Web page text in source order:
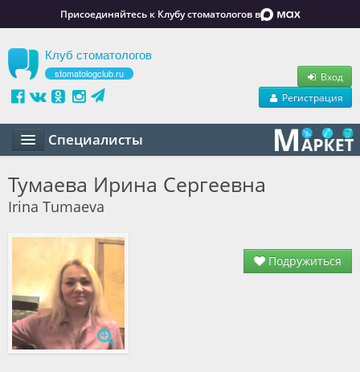
Присоединяйтесь к Клубу стоматологов в
Клуб стоматологов
stomatologclub.ru
Вход
Регистрация
Специалисты
Маркет
Обучение
Вакансии
Резюме
Объявления
Тумаева Ирина Сергеевна
Подружиться
Irina Tumaeva